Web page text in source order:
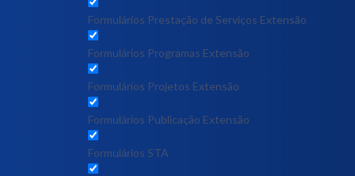
Formulários Prestação de Serviços Extensão
Formulários Programas Extensão
Formulários Projetos Extensão
Formulários Publicação Extensão
Formulários STA